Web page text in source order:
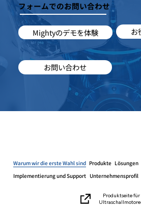
フォームでのお問い合わせ
Mightyのデモを体験 お
お問い合わせ
Warum wir die erste Wahl sind Produkte Lösungen
Implementierung und Support Unternehmensprofil
Produktseite für